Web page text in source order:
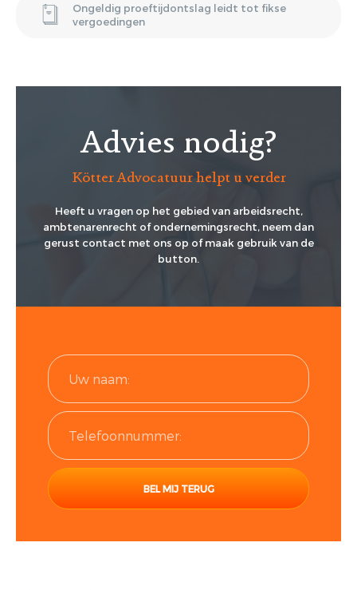
Ongeldig proeftijdontslag leidt tot fikse
vergoedingen
Advies nodig?
Kötter Advocatuur helpt u verder
Heeft u vragen op het gebied van arbeidsrecht,
ambtenarenrecht of ondernemingsrecht, neem dan
gerust contact met ons op of maak gebruik van de
button.